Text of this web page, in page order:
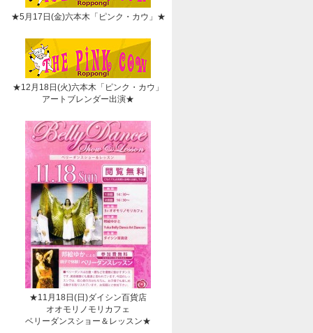
★5月17日(金)六本木「ピンク・カウ」★
★12月18日(火)六本木「ピンク・カウ」
アートブレンダー出演★
★11月18日(日)ダイシン百貨店
オオモリノモリカフェ
ベリーダンスショー＆レッスン★